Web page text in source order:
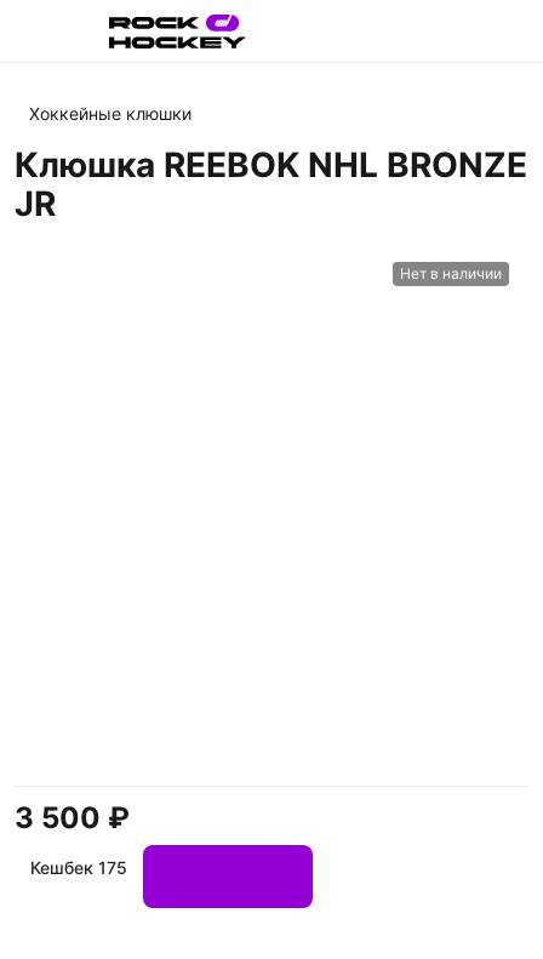
Хоккейные клюшки
Клюшка REEBOK NHL BRONZE
JR
Нет в наличии
3 500 ₽
Кешбек 175